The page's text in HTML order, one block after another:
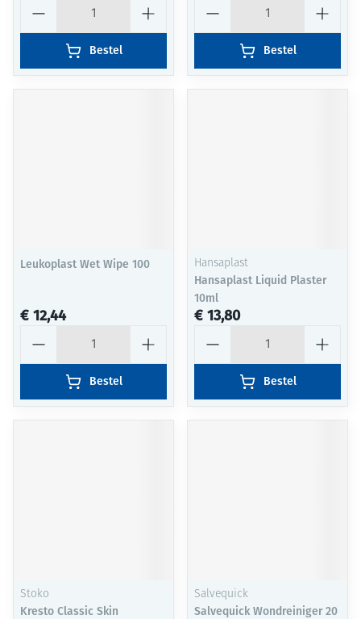
Bestel Bestel
Leukoplast Wet Wipe 100
€ 12,44
Bestel
Hansaplast
Hansaplast Liquid Plaster
10ml
€ 13,80
Bestel
Stoko
Kresto Classic Skin
Salvequick
Salvequick Wondreiniger 20